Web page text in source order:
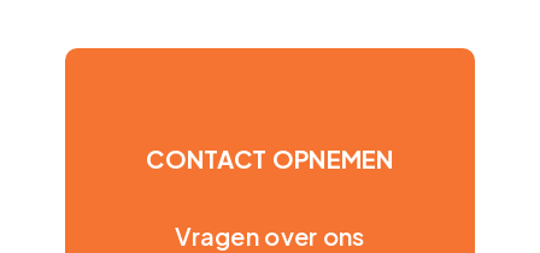
CONTACT OPNEMEN
Vragen over ons